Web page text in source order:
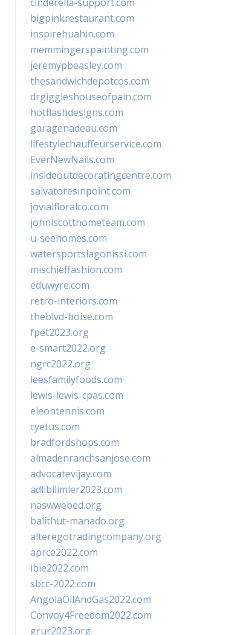
bigpinkrestaurant.com
inspirehuahin.com
memmingerspainting.com
jeremypbeasley.com
thesandwichdepotcos.com
drgiggleshouseofpain.com
hotflashdesigns.com
garagenadeau.com
lifestylechauffeurservice.com
EverNewNails.com
insideoutdecoratingcentre.com
salvatoresinpoint.com
jovialfloralco.com
johnlscotthometeam.com
u-seehomes.com
watersportslagonissi.com
mischieffashion.com
eduwyre.com
retro-interiors.com
theblvd-boise.com
fpet2023.org
e-smart2022.org
ngrc2022.org
leesfamilyfoods.com
lewis-lewis-cpas.com
eleontennis.com
cyetus.com
bradfordshops.com
almadenranchsanjose.com
advocatevijay.com
adlibilimler2023.com
naswwebed.org
balithut-manado.org
alteregotradingcompany.org
aprce2022.com
ibie2022.com
sbcc-2022.com
AngolaOilAndGas2022.com
Convoy4Freedom2022.com
grur2023.org